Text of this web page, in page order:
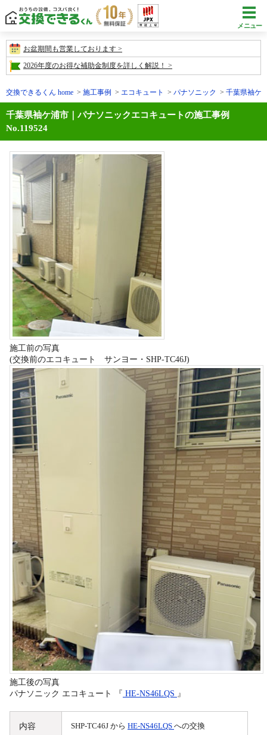
メニュー
お盆期間も営業しております
2026年度のお得な補助金制度を詳しく解説！
交換できるくん home 施工事例 エコキュート パナソニック 千葉県袖ケ
千葉県袖ケ浦市｜パナソニックエコキュートの施工事例
No.119524
施工前の写真
(交換前のエコキュート サンヨー・SHP-TC46J)
施工後の写真
パナソニック エコキュート 『 HE-NS46LQS 』
内容 SHP-TC46J から HE-NS46LQS への交換